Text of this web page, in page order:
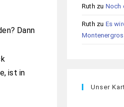
Dann
ist in
Ruth zu Noch
Ruth zu Es
Montenergros
Unser